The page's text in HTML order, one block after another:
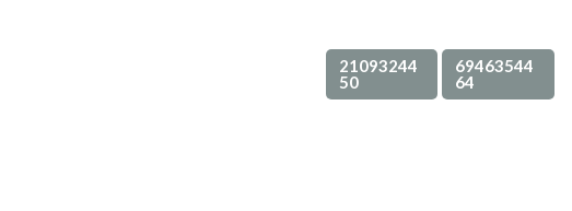
21093244
50
69463544
64